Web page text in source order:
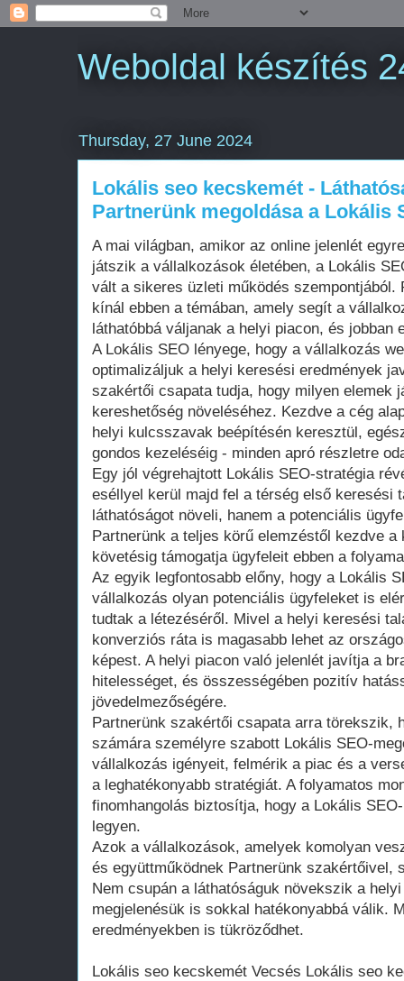
Weboldal készítés
Thursday, 27 June 2024
Lokális seo kecskemét -
Partnerünk megoldása a Lokális
A mai világban, amikor az online jelenlét
játszik a vállalkozások életében, a Lokális
vált a sikeres üzleti működés szempontjából.
kínál ebben a témában, amely segít a
láthatóbbá váljanak a helyi piacon, és jobban
A Lokális SEO lényege, hogy a vállalkozás
optimalizáljuk a helyi keresési eredmények
szakértői csapata tudja, hogy milyen elemek
kereshetőség növeléséhez. Kezdve a cég
helyi kulcsszavak beépítésén keresztül,
gondos kezeléséig - minden apró részletre
Egy jól végrehajtott Lokális SEO-stratégia
eséllyel kerül majd fel a térség első keresési
láthatóságot növeli, hanem a potenciális
Partnerünk a teljes körű elemzéstől kezdve
követésig támogatja ügyfeleit ebben a
Az egyik legfontosabb előny, hogy a Lokális
vállalkozás olyan potenciális ügyfeleket is
tudtak a létezéséről. Mivel a helyi keresési
konverziós ráta is magasabb lehet az
képest. A helyi piacon való jelenlét javítja a
hitelességet, és összességében pozitív
jövedelmezőségére.
Partnerünk szakértői csapata arra törekszik,
számára személyre szabott Lokális SEO-
vállalkozás igényeit, felmérik a piac és a
a leghatékonyabb stratégiát. A folyamatos
finomhangolás biztosítja, hogy a Lokális
legyen.
Azok a vállalkozások, amelyek komolyan
és együttműködnek Partnerünk szakértőivel,
Nem csupán a láthatóságuk növekszik a
megjelenésük is sokkal hatékonyabbá válik.
eredményekben is tükröződhet.
Lokális seo kecskemét Vecsés Lokális seo